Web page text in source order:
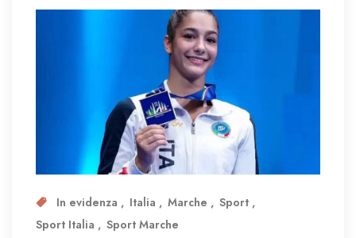
In evidenza Italia Marche
Sport
Sport Italia
Sport Marche